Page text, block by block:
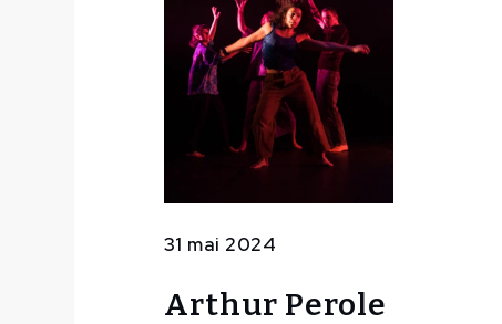
31 mai 2024
Arthur Perole